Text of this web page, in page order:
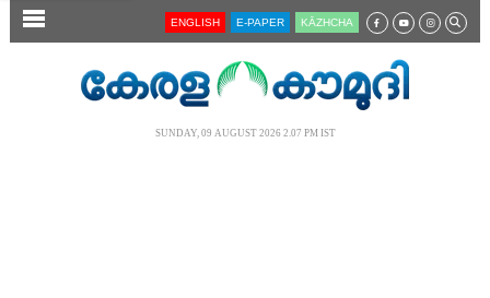
SECTIONS ENGLISH E-PAPER KĀZHCHA
SUNDAY, 09 AUGUST 2026 2.07 PM IST